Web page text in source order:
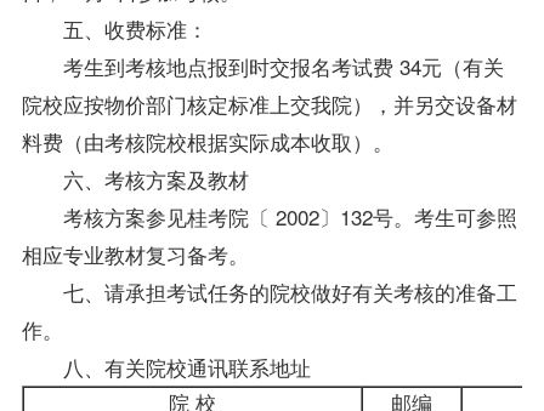
五、收费标准：
考生到考核地点报到时交报名考试费 34元（有关
院校应按物价部门核定标准上交我院），并另交设备材
料费（由考核院校根据实际成本收取）。
六、考核方案及教材
考核方案参见桂考院〔 2002〕132号。考生可参照
相应专业教材复习备考。
七、请承担考试任务的院校做好有关考核的准备工
作。
八、有关院校通讯联系地址
院 校
邮编